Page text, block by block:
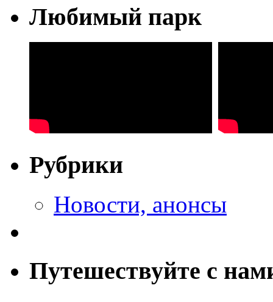
Любимый парк
Рубрики
Новости, анонсы
Путешествуйте с